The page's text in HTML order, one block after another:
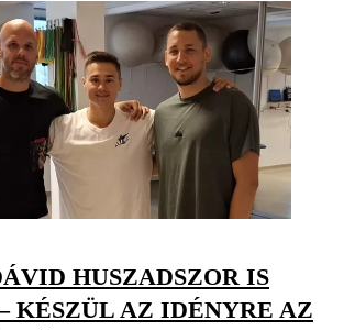
HUSZADSZOR IS
KÉSZÜL AZ IDÉNYRE AZ